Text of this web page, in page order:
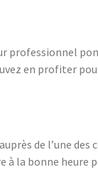
professionnel
en profiter
de l’une des
la bonne heure